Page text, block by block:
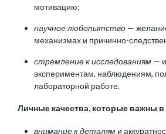
мотивацию;
научное любопытство —
механизмах и причинно-
стремление к исследованиям —
экспериментам, наблюдениям,
лабораторной работе.
Личные качества, которые важны в
внимание к деталям и